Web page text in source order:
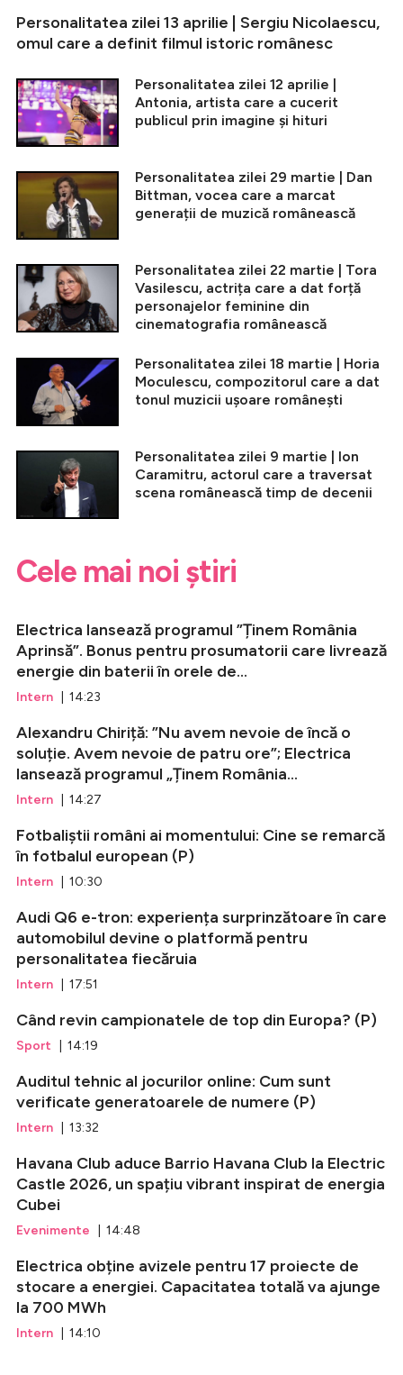
Personalitatea zilei 13 aprilie | Sergiu Nicolaescu,
omul care a definit filmul istoric românesc
Personalitatea zilei 12 aprilie |
Antonia, artista care a cucerit
publicul prin imagine și hituri
Personalitatea zilei 29 martie | Dan
Bittman, vocea care a marcat
generații de muzică românească
Personalitatea zilei 22 martie | Tora
Vasilescu, actrița care a dat forță
personajelor feminine din
cinematografia românească
Personalitatea zilei 18 martie | Horia
Moculescu, compozitorul care a dat
tonul muzicii ușoare românești
Personalitatea zilei 9 martie | Ion
Caramitru, actorul care a traversat
scena românească timp de decenii
Cele mai noi știri
Electrica lansează programul ”Ținem România
Aprinsă”. Bonus pentru prosumatorii care livrează
energie din baterii în orele de...
Intern | 14:23
Alexandru Chiriță: ”Nu avem nevoie de încă o
soluție. Avem nevoie de patru ore”; Electrica
lansează programul „Ținem România...
Intern | 14:27
Fotbaliștii români ai momentului: Cine se remarcă
în fotbalul european (P)
Intern | 10:30
Audi Q6 e-tron: experiența surprinzătoare în care
automobilul devine o platformă pentru
personalitatea fiecăruia
Intern | 17:51
Când revin campionatele de top din Europa? (P)
Sport | 14:19
Auditul tehnic al jocurilor online: Cum sunt
verificate generatoarele de numere (P)
Intern | 13:32
Havana Club aduce Barrio Havana Club la Electric
Castle 2026, un spațiu vibrant inspirat de energia
Cubei
Evenimente | 14:48
Electrica obține avizele pentru 17 proiecte de
stocare a energiei. Capacitatea totală va ajunge
la 700 MWh
Intern | 14:10